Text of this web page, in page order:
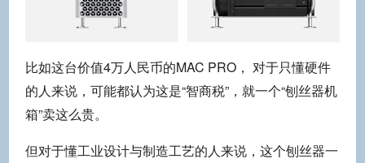
比如这台价值4万人民币的MAC PRO， 对于只懂硬件
的人来说，可能都认为这是“智商税”，就一个“刨丝器机
箱”卖这么贵。
但对于懂工业设计与制造工艺的人来说，这个刨丝器一